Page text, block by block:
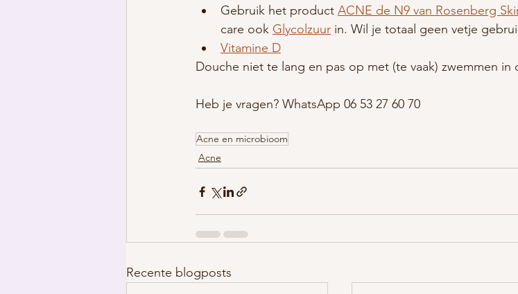
Gebruik het product ACNE de N9 van Rosenberg
care ook Glycolzuur in. Wil je totaal geen vetje
Vitamine D
Douche niet te lang en pas op met (te vaak) zwemmen in
Heb je vragen? WhatsApp 06 53 27 60 70
Acne en microbioom
Acne
Recente blogposts